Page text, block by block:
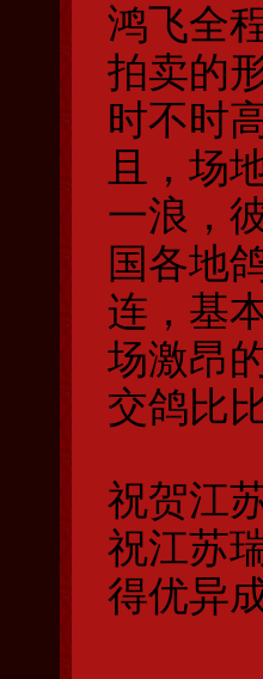
鸿飞全
拍卖的
时不时
且，场
一浪，
国各地
连，基
场激昂
交鸽比
祝贺江
祝江苏
得优异